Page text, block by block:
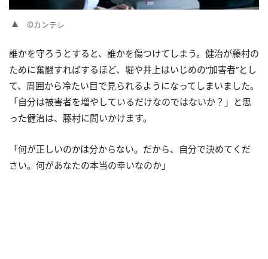
©カンテレ
誰かを守ろうとすると、誰かを傷つけてしまう。健治が藤村の
ために奮闘すればするほど、堀や井上はいじめの“加害者”とし
て、周囲から冷たい目で見られるようになってしまいました。
「自分は被害者を増やしているだけなのではないか？」と思
った健治は、藤村に問いかけます。
「何が正しいのかは分からない。だから、自分で決めてくだ
さい。何があなたの本当の幸いなのか」